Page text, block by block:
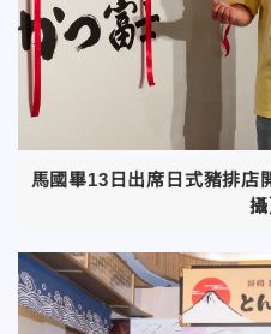
馬國畢13日出席日式豬排店
攝